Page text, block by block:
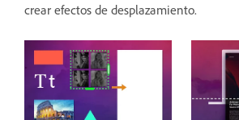
crear efectos de desplazamiento.